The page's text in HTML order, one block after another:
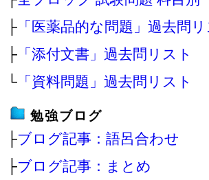
├ 「医薬品的な問題」過去問リ
├ 「添付文書」過去問リスト
└ 「資料問題」過去問リスト
勉強ブログ
├ブログ記事：語呂合わせ
├ブログ記事：まとめ